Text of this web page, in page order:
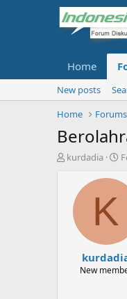
Home
New posts
Home
Forums
T
kurdadia
S
a
t
e
K
New